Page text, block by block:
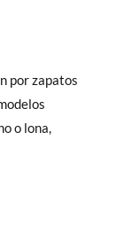
por zapatos
o lona,